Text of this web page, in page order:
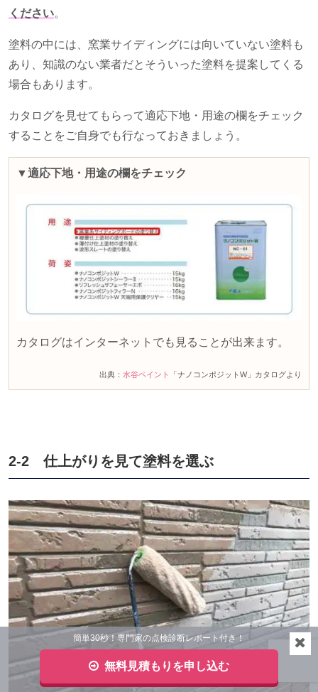
ください。
塗料の中には、窯業サイディングには向いていない塗料も
あり、知識のない業者だとそういった塗料を提案してくる
場合もあります。
カタログを見せてもらって適応下地・用途の欄をチェック
することをご自身でも行なっておきましょう。
▼適応下地・用途の欄をチェック
カタログはインターネットでも見ることが出来ます。
出典： 水谷ペイント 「ナノコンポジットW」カタログより
2-2 仕上がりを見て塗料を選ぶ
簡単30秒！専門家の点検診断レポート付き！
無料見積もりを申し込む